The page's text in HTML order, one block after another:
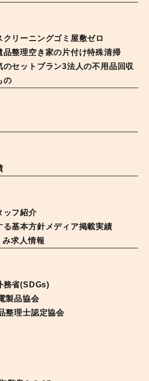
クリーニングゴミ屋敷ゼロ
品整理空き家の片付け特殊清掃
のセットプラン3法人の不用品回収
の
ッフ紹介
る基本方針メディア掲載実績
み求人情報
務省(SDGs)
製品協会
整理士認定協会